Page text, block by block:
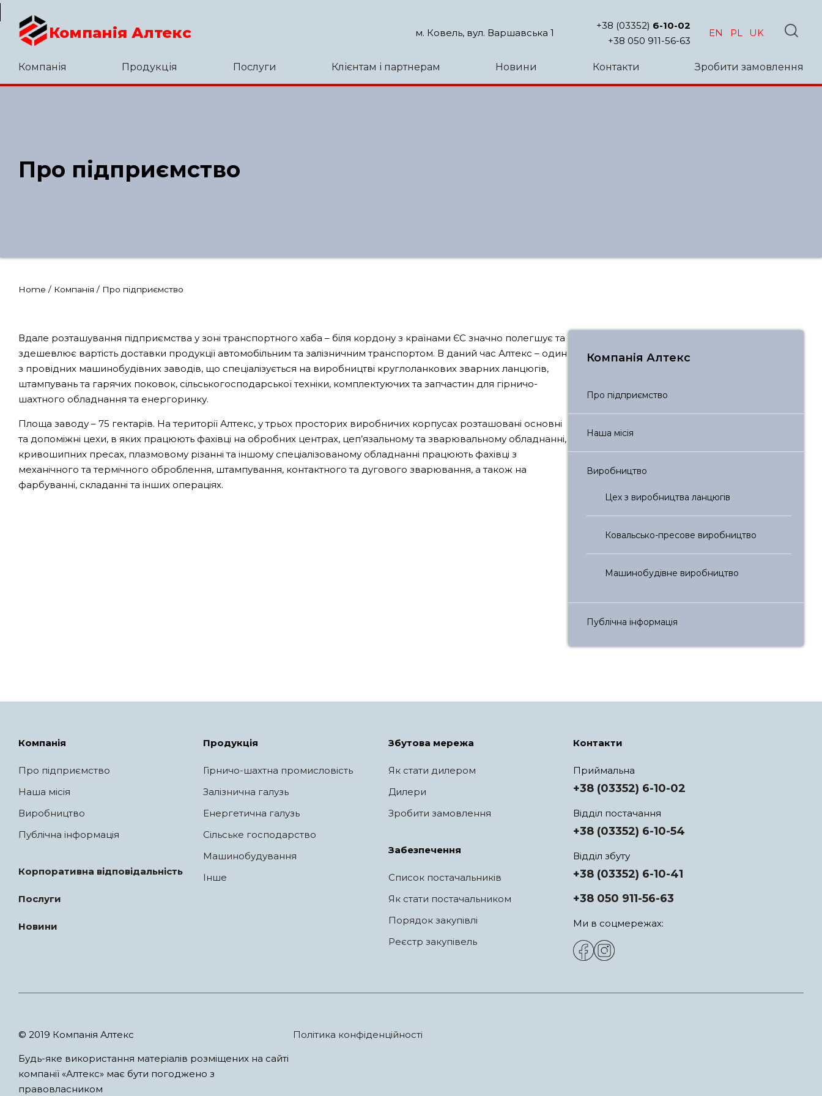
Компанія Алтекс м. Ковель, вул. Варшавська 1
+38 (03352) 6-10-02
+38 050 911-56-63
EN PL UK
Компанія Продукція Послуги Клієнтам і партнерам Новини Контакти Зробити замовлення
Про підприємство
Home / Компанія / Про підприємство
Вдале розташування підприємства у зоні транспортного хаба – біля кордону з країнами ЄС значно полегшує та
здешевлює вартість доставки продукції автомобільним та залізничним транспортом. В даний час Алтекс – один
з провідних машинобудівних заводів, що спеціалізується на виробництві круглоланкових зварних ланцюгів,
штампувань та гарячих поковок, сільськогосподарської техніки, комплектуючих та запчастин для гірничо-
шахтного обладнання та енергоринку.
Площа заводу – 75 гектарів. На території Алтекс, у трьох просторих виробничих корпусах розташовані основні
та допоміжні цехи, в яких працюють фахівці на обробних центрах, цеп’язальному та зварювальному обладнанні,
кривошипних пресах, плазмовому різанні та іншому спеціалізованому обладнанні працюють фахівці з
механічного та термічного оброблення, штампування, контактного та дугового зварювання, а також на
фарбуванні, складанні та інших операціях.
Компанія Алтекс
Про підприємство
Наша місія
Виробництво
Цех з виробництва ланцюгів
Ковальсько-пресове виробництво
Машинобудівне виробництво
Публічна інформація
Компанія
Про підприємство
Наша місія
Виробництво
Публічна інформація
Корпоративна відповідальність
Послуги
Новини
Продукція
Гірничо-шахтна промисловість
Залізнична галузь
Енергетична галузь
Сільське господарство
Машинобудування
Інше
Збутова мережа
Як стати дилером
Дилери
Зробити замовлення
Забезпечення
Список постачальників
Як стати постачальником
Порядок закупівлі
Реєстр закупівель
Контакти
Приймальна
+38 (03352) 6-10-02
Відділ постачання
+38 (03352) 6-10-54
Відділ збуту
+38 (03352) 6-10-41
+38 050 911-56-63
Ми в соцмережах:
© 2019 Компанія Алтекс
Будь-яке використання матеріалів розміщених на сайті
компанії «Алтекс» має бути погоджено з
правовласником
Політика конфіденційності